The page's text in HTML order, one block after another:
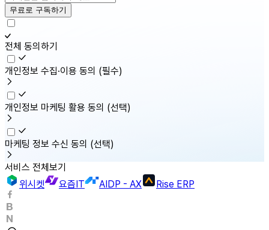
무료로 구독하기
전체 동의하기
개인정보 수집·이용 동의 (필수)
개인정보 마케팅 활용 동의 (선택)
마케팅 정보 수신 동의 (선택)
서비스 전체보기
위시켓
요즘IT AIDP - AX Rise ERP